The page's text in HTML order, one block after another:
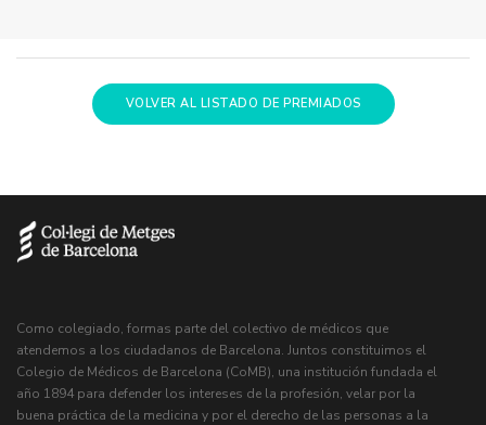
VOLVER AL LISTADO DE PREMIADOS
Como colegiado, formas parte del colectivo de médicos que
atendemos a los ciudadanos de Barcelona. Juntos constituimos el
Colegio de Médicos de Barcelona (CoMB), una institución fundada el
año 1894 para defender los intereses de la profesión, velar por la
buena práctica de la medicina y por el derecho de las personas a la